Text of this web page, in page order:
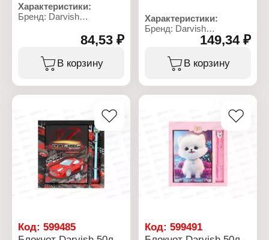
Характеристики:
Бренд: Darvish
Тип товара: Блокнот
Дизайн: "Turbo racing"
Размер: 13х18 см
Количество листов: 48 л
гребне
Линовка: клетка
Материал блока: офсет
Материал обложки:
картон
84,53 ₽
В корзину
Характеристики:
Бренд: Darvish
Артикул: DV-15946-1
Тип товара: Блокнот
Дизайн: "Racing car"
Конструкция: с замком
переплет
Линовка: клетка
Материал блока: офсет
Материал обложки:
Цвет чернил: синий
Упаковка: в коробке
149,34 ₽
В корзину
Код: 599485
Код:599491